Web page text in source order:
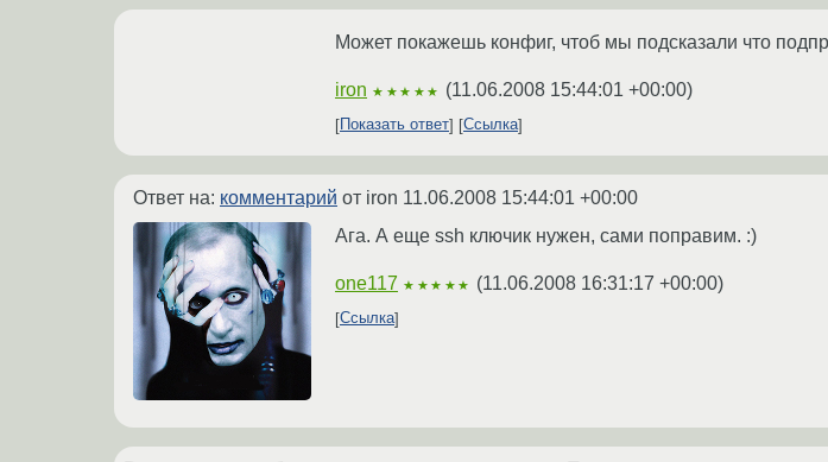
Может покажешь конфиг, чтоб мы подсказали что
iron ★★★★★ (11.06.2008 15:44:01 +00:00)
Показать ответ Ссылка
Ответ на: комментарий от iron 11.06.2008 15:44:01 +00:00
Ага. А еще ssh ключик нужен, сами поправим. :)
one117 ★★★★★ (11.06.2008 16:31:17 +00:00)
Ссылка